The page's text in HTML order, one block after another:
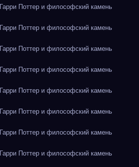
Поттер и философский камень
Поттер и философский камень
Поттер и философский камень
Поттер и философский камень
Поттер и философский камень
Поттер и философский камень
Поттер и философский камень
Поттер и философский камень